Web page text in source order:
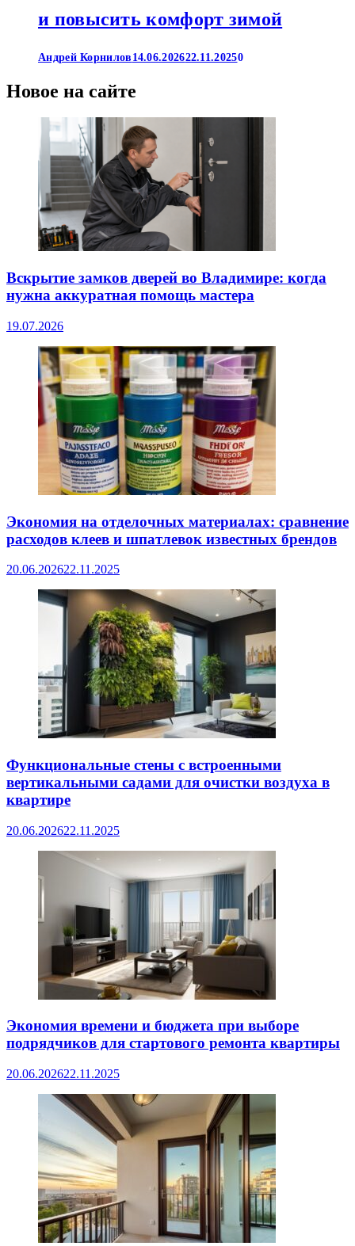
и повысить комфорт зимой
Андрей Корнилов 14.06.202622.11.20250
Новое на сайте
Вскрытие замков дверей во Владимире: когда
нужна аккуратная помощь мастера
19.07.2026
Экономия на отделочных материалах: сравнение
расходов клеев и шпатлевок известных брендов
20.06.202622.11.2025
Функциональные стены с встроенными
вертикальными садами для очистки воздуха в
квартире
20.06.202622.11.2025
Экономия времени и бюджета при выборе
подрядчиков для стартового ремонта квартиры
20.06.202622.11.2025